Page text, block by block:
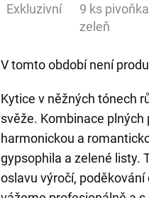
Exkluzivní
9 ks
zeleň
V tomto období není
Kytice v něžných tónech
svěže. Kombinace
harmonickou a
gypsophila a zelené listy.
oslavu výročí,